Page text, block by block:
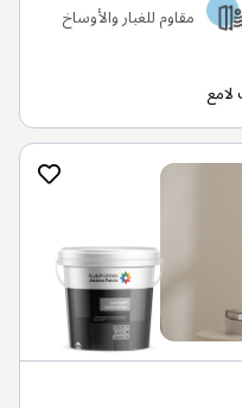
مقاوم للغبار والأوساخ